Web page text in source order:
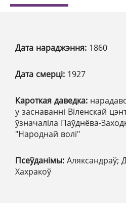
Дата нараджэння: 1860
Дата смерці: 1927
Кароткая даведка:
у заснаванні Віленскай
ўзначаліла Паўднёва-
"Народнай волі"
Псеўданімы: Аляксандраў;
Хахракоў